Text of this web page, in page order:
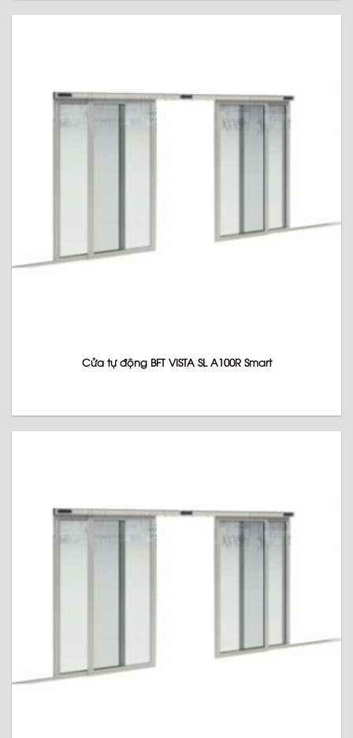
Cửa tự động BFT VISTA SL A100R Smart